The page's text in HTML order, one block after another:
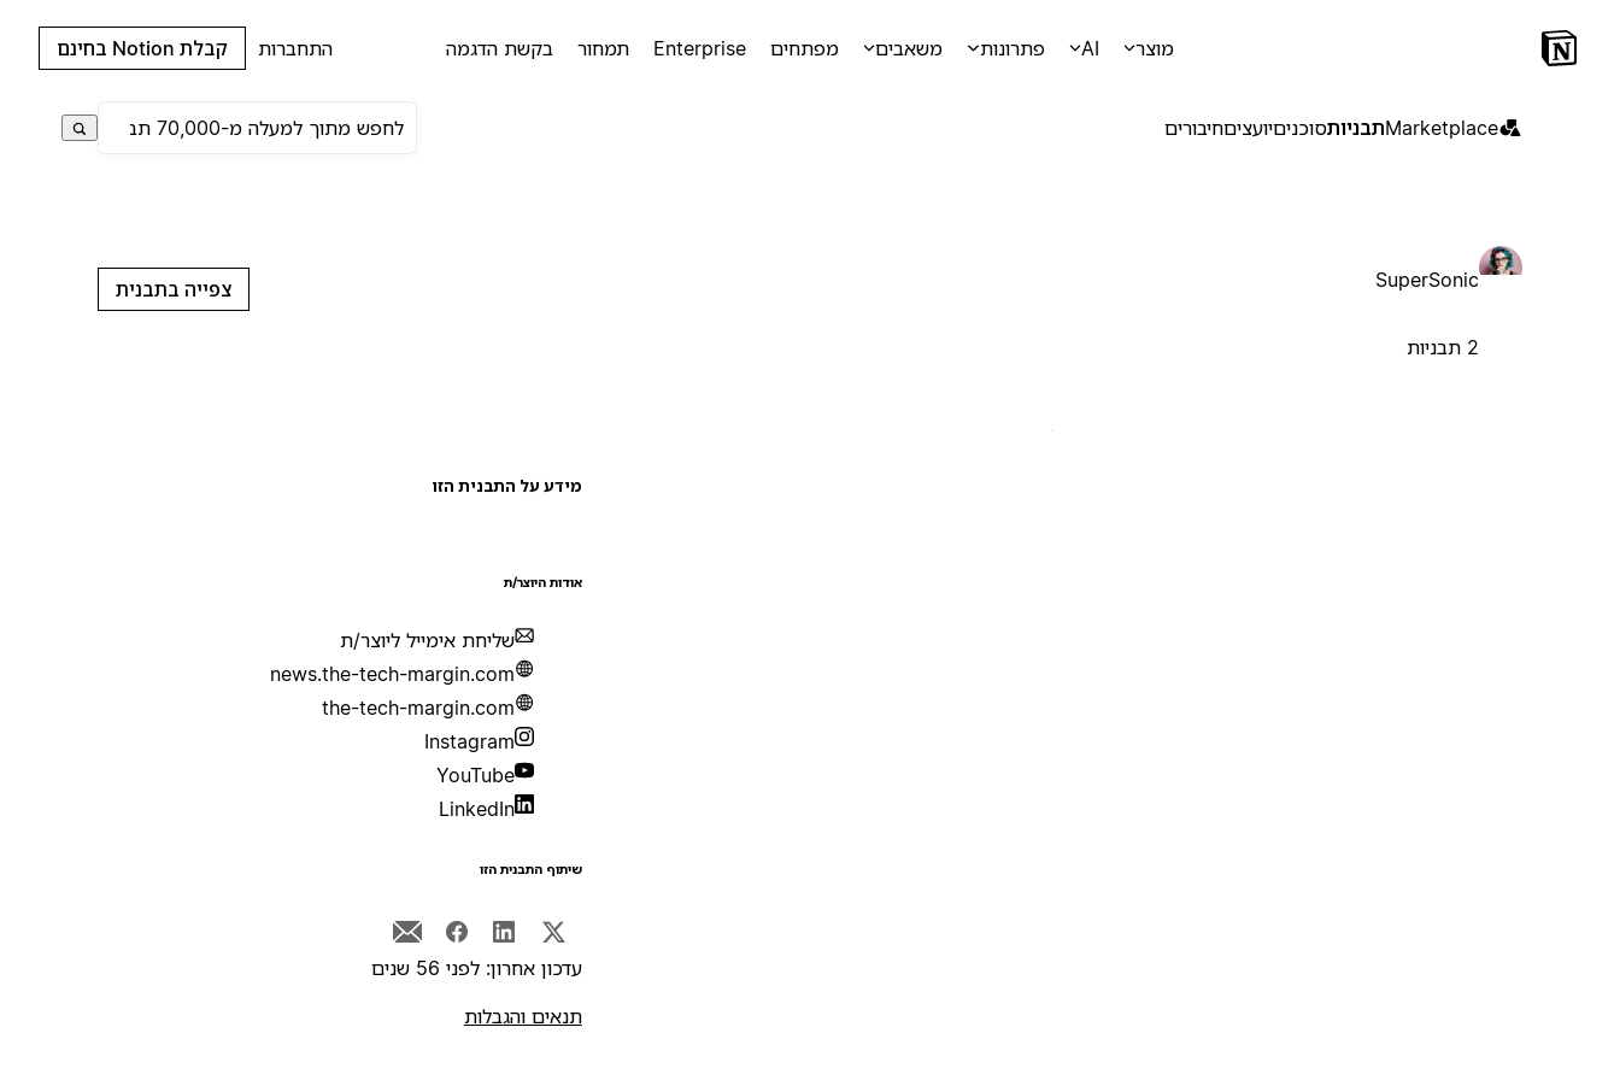
מוצר AI פתרונות משאבים מפתחים Enterprise תמחור בקשת הדגמה התחברות קבלת Notion בחינם
Marketplaceתבניותסוכניםיועציםחיבורים
SuperSonic
2 תבניות
צפייה בתבנית
מידע על התבנית הזו
אודות היוצר/ת
שליחת אימייל ליוצר/ת
news.the-tech-margin.com
the-tech-margin.com
Instagram
YouTube
LinkedIn
שיתוף התבנית הזו
עדכון אחרון: לפני 56 שנים
תנאים והגבלות